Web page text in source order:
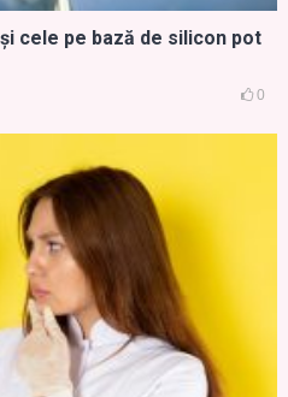
cele pe bază de silicon pot
0